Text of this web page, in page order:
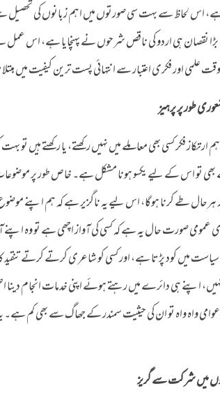
اس لحاظ سے بہت سی صورتوں میں اہم زبانوں کی
نقصان ہی اردو کی ناقص شرحوں نے پہنچایا ہے، اس
علمی اور فکری اعتبار سے انتہائی پست ترین کیفیت میں
طور پر پرہیز
ارتکاز فکر کسی بھی معاملے میں نہیں رکھتے، یا رکھتے ہیں
تو اس کے لیے یکسو ہونا مشکل ہے۔ خاص طور پر موضوعات
ہرحال طے کرنا ہوگا، اس لیے یہ ناگزیر ہے کہ ہم اپنے
عمومی صورت حال یہ ہے کہ کسی کی آواز اچھی ہے تو وہ اپنے
سیاست میں کود پڑتا ہے، اور کسی کو شاعری کرتے کرتے
اپنے ہی دائرے میں رہتے ہوئے اپنی خدمات انجام
واہ واہ تو ان کی حیثیت سمندر کے جھاگ سے بھی کم
میں شرکت سے گریز